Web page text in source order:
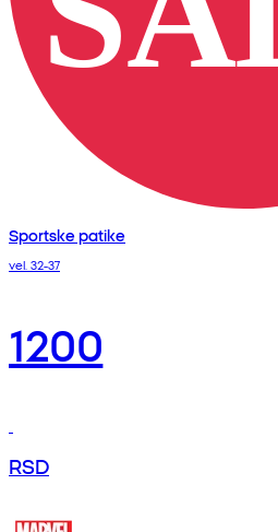
Sportske patike
vel. 32-37
1200
RSD